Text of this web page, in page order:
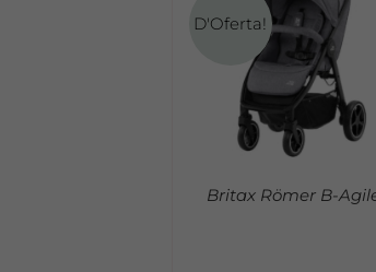
D'Oferta!
Britax Römer B-
ADD TO CART
DETALLES